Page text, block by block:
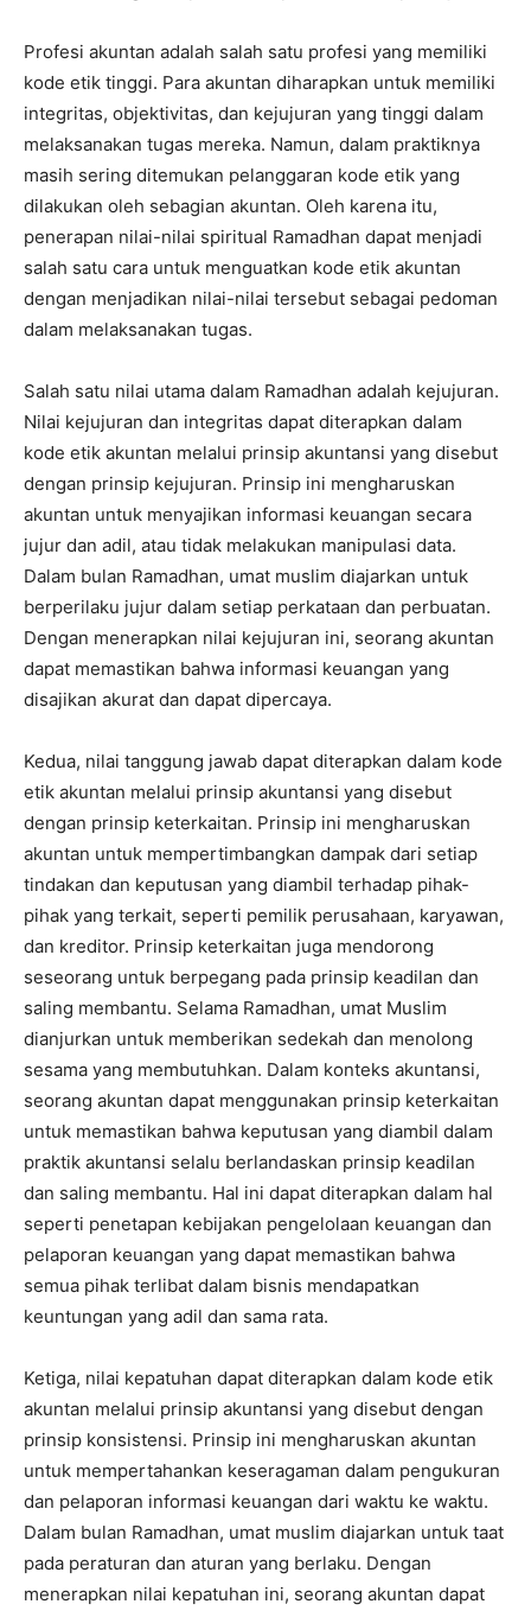
Profesi akuntan adalah salah satu profesi yang memiliki
kode etik tinggi. Para akuntan diharapkan untuk memiliki
integritas, objektivitas, dan kejujuran yang tinggi dalam
melaksanakan tugas mereka. Namun, dalam praktiknya
masih sering ditemukan pelanggaran kode etik yang
dilakukan oleh sebagian akuntan. Oleh karena itu,
penerapan nilai-nilai spiritual Ramadhan dapat menjadi
salah satu cara untuk menguatkan kode etik akuntan
dengan menjadikan nilai-nilai tersebut sebagai pedoman
dalam melaksanakan tugas.
Salah satu nilai utama dalam Ramadhan adalah kejujuran.
Nilai kejujuran dan integritas dapat diterapkan dalam
kode etik akuntan melalui prinsip akuntansi yang disebut
dengan prinsip kejujuran. Prinsip ini mengharuskan
akuntan untuk menyajikan informasi keuangan secara
jujur dan adil, atau tidak melakukan manipulasi data.
Dalam bulan Ramadhan, umat muslim diajarkan untuk
berperilaku jujur dalam setiap perkataan dan perbuatan.
Dengan menerapkan nilai kejujuran ini, seorang akuntan
dapat memastikan bahwa informasi keuangan yang
disajikan akurat dan dapat dipercaya.
Kedua, nilai tanggung jawab dapat diterapkan dalam kode
etik akuntan melalui prinsip akuntansi yang disebut
dengan prinsip keterkaitan. Prinsip ini mengharuskan
akuntan untuk mempertimbangkan dampak dari setiap
tindakan dan keputusan yang diambil terhadap pihak-
pihak yang terkait, seperti pemilik perusahaan, karyawan,
dan kreditor. Prinsip keterkaitan juga mendorong
seseorang untuk berpegang pada prinsip keadilan dan
saling membantu. Selama Ramadhan, umat Muslim
dianjurkan untuk memberikan sedekah dan menolong
sesama yang membutuhkan. Dalam konteks akuntansi,
seorang akuntan dapat menggunakan prinsip keterkaitan
untuk memastikan bahwa keputusan yang diambil dalam
praktik akuntansi selalu berlandaskan prinsip keadilan
dan saling membantu. Hal ini dapat diterapkan dalam hal
seperti penetapan kebijakan pengelolaan keuangan dan
pelaporan keuangan yang dapat memastikan bahwa
semua pihak terlibat dalam bisnis mendapatkan
keuntungan yang adil dan sama rata.
Ketiga, nilai kepatuhan dapat diterapkan dalam kode etik
akuntan melalui prinsip akuntansi yang disebut dengan
prinsip konsistensi. Prinsip ini mengharuskan akuntan
untuk mempertahankan keseragaman dalam pengukuran
dan pelaporan informasi keuangan dari waktu ke waktu.
Dalam bulan Ramadhan, umat muslim diajarkan untuk taat
pada peraturan dan aturan yang berlaku. Dengan
menerapkan nilai kepatuhan ini, seorang akuntan dapat